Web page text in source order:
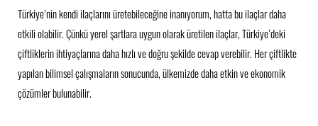
Türkiye’nin kendi ilaçlarını üretebileceğine inanıyorum, hatta bu ilaçlar daha
etkili olabilir. Çünkü yerel şartlara uygun olarak üretilen ilaçlar, Türkiye’deki
çiftliklerin ihtiyaçlarına daha hızlı ve doğru şekilde cevap verebilir. Her çiftlikte
yapılan bilimsel çalışmaların sonucunda, ülkemizde daha etkin ve ekonomik
çözümler bulunabilir.